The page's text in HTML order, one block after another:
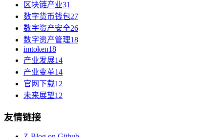
区块链产业31
数字货币钱包27
数字资产安全26
数字资产管理18
imtoken18
产业发展14
产业变革14
官网下载12
未来展望12
友情链接